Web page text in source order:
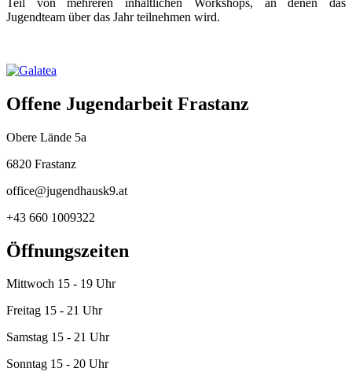
Jugendteam über das Jahr teilnehmen wird.
Offene Jugendarbeit Frastanz
Obere Lände 5a
6820 Frastanz
office@jugendhausk9.at
+43 660 1009322
Öffnungszeiten
Mittwoch 15 - 19 Uhr
Freitag 15 - 21 Uhr
Samstag 15 - 21 Uhr
Sonntag 15 - 20 Uhr